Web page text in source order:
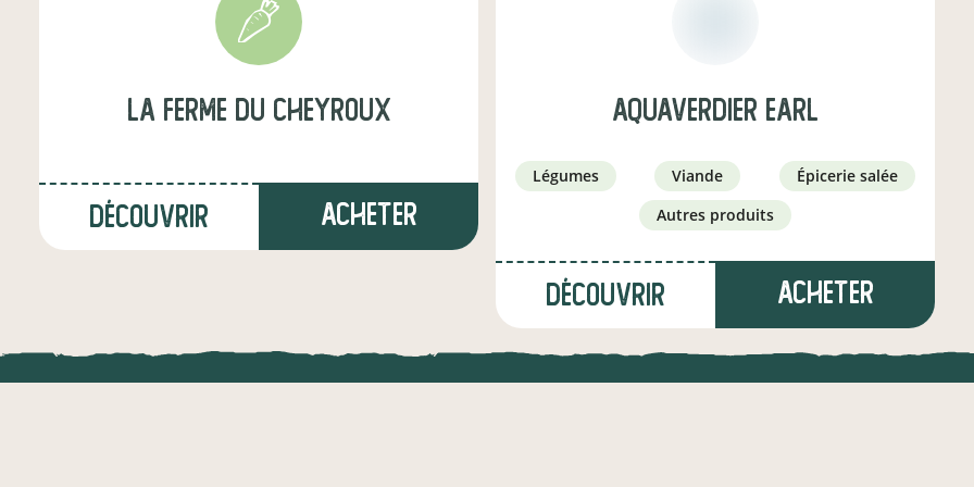
La ferme du Cheyroux
Découvrir Acheter
AQUAVERDIER EARL
légumes viande
épicerie salée
autres produits
Découvrir Acheter
à La Roche-l'Abeille(23,5 km) à Le Lonzac(25,2 km)